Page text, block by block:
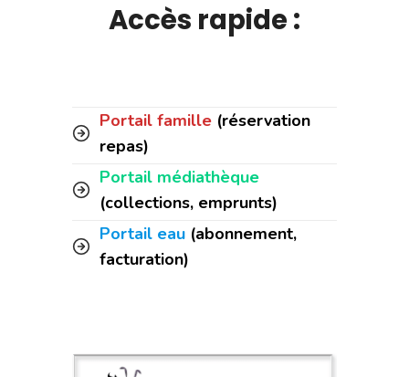
Accès rapide :
Portail famille (réservation
repas)
Portail médiathèque
(collections, emprunts)
Portail eau (abonnement,
facturation)